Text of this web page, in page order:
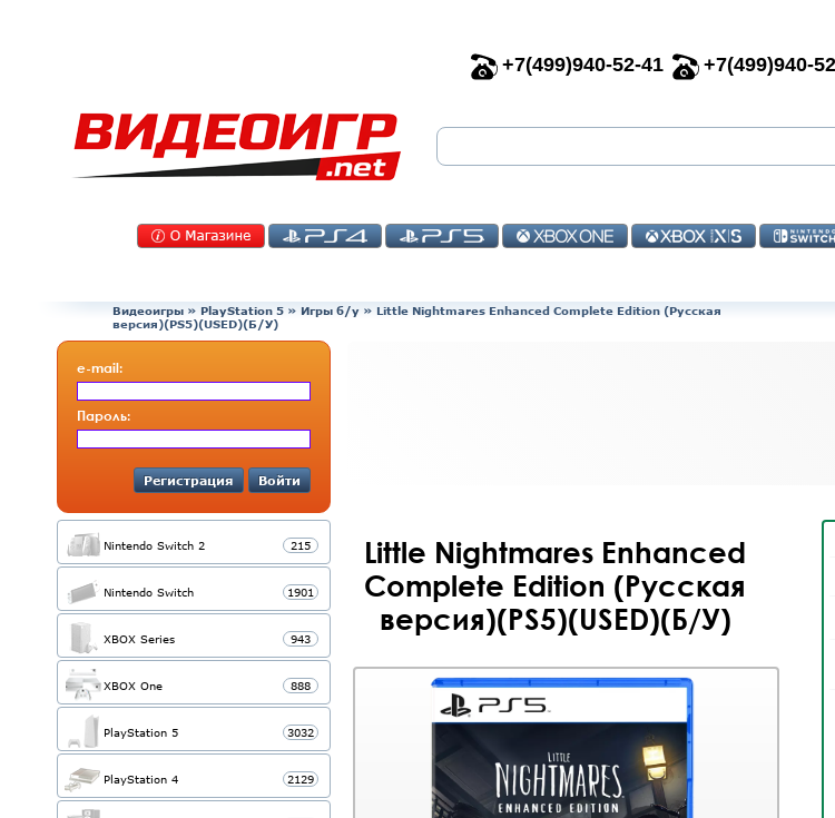
+7(499)940-52-41 +7(499)940-
Видеоигры » PlayStation 5 » Игры б/у » Little Nightmares Enhanced Complete Edition (Русская
версия)(PS5)(USED)(Б/У)
e-mail:
Пароль:
Регистрация Войти
Nintendo Switch 2 215
Nintendo Switch 1901
XBOX Series 943
XBOX One 888
PlayStation 5 3032
PlayStation 4 2129
Little Nightmares Enhanced
Complete Edition (Русская
версия)(PS5)(USED)(Б/У)